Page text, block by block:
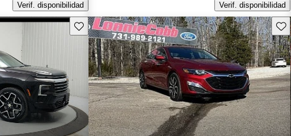
Verif. disponibilidad
Verif. disponibilidad
Guarda este Aviso